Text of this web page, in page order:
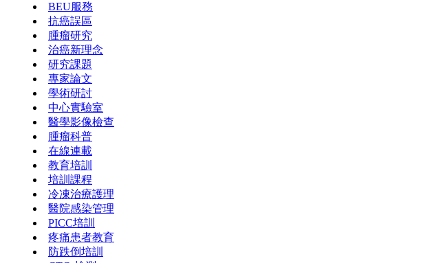
BEU服務
抗癌誤區
腫瘤研究
治癌新理念
研究課題
專家論文
學術研討
中心實驗室
醫學影像檢查
腫瘤科普
在線連載
教育培訓
培訓課程
冷凍治療護理
醫院感染管理
PICC培訓
疼痛患者教育
防跌倒培訓